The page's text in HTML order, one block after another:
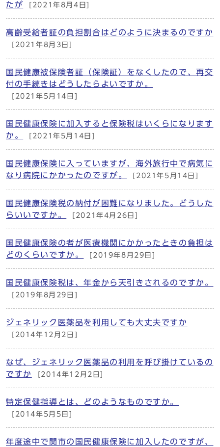
たが
[2021年8月4日]
高齢受給者証の負担割合はどのように決まるのですか
[2021年8月3日]
国民健康被保険者証（保険証）をなくしたので、再交
付の手続きはどうしたらよいですか。
[2021年5月14日]
国民健康保険に加入すると保険税はいくらになります
か。
[2021年5月14日]
国民健康保険に入っていますが、海外旅行中で病気に
なり病院にかかったのですが。
[2021年5月14日]
国民健康保険税の納付が困難になりました。どうした
らいいですか。
[2021年4月26日]
国民健康保険の者が医療機関にかかったときの負担は
どのくらいですか。
[2019年8月29日]
国民健康保険税は、年金から天引きされるのですか。
[2019年8月29日]
ジェネリック医薬品を利用しても大丈夫ですか
[2014年12月2日]
なぜ、ジェネリック医薬品の利用を呼び掛けているの
ですか
[2014年12月2日]
特定保健指導とは、どのようなものですか。
[2014年5月5日]
年度途中で関市の国民健康保険に加入したのですが、